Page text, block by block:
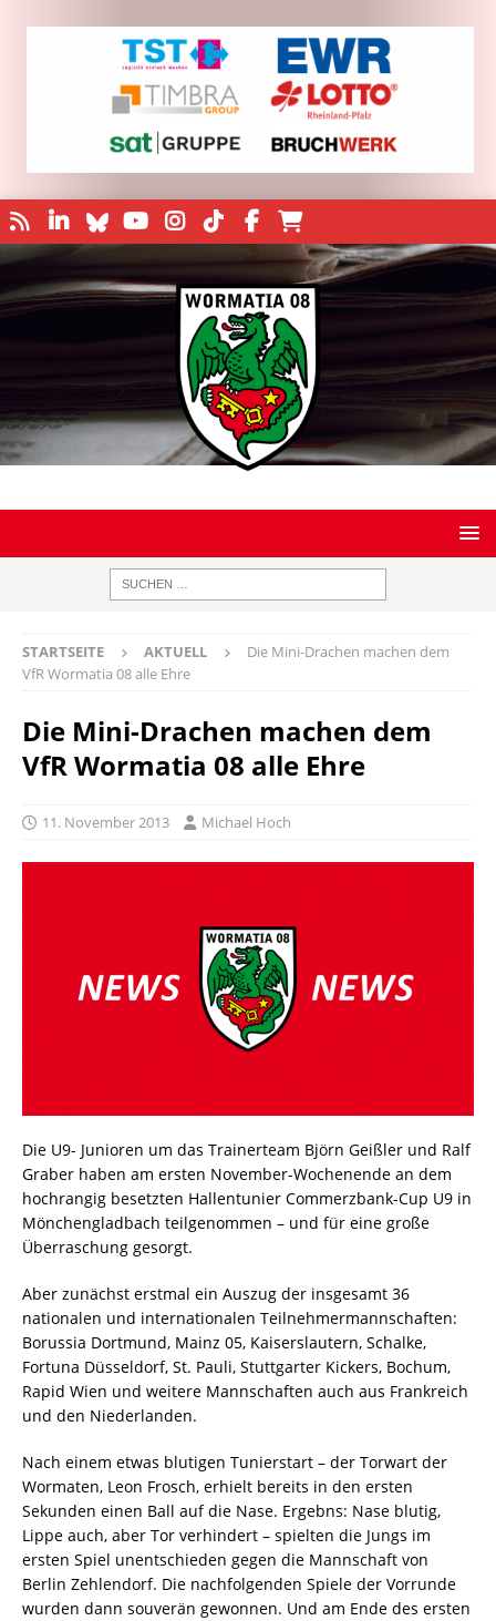
STARTSEITE AKTUELL
Die Mini-Drachen machen dem
VfR Wormatia 08 alle Ehre
Die Mini-Drachen machen dem
VfR Wormatia 08 alle Ehre
11. November 2013 Michael Hoch
Die U9- Junioren um das Trainerteam Björn Geißler und Ralf
Graber haben am ersten November-Wochenende an dem
hochrangig besetzten Hallentunier Commerzbank-Cup U9 in
Mönchengladbach teilgenommen – und für eine große
Überraschung gesorgt.
Aber zunächst erstmal ein Auszug der insgesamt 36
nationalen und internationalen Teilnehmermannschaften:
Borussia Dortmund, Mainz 05, Kaiserslautern, Schalke,
Fortuna Düsseldorf, St. Pauli, Stuttgarter Kickers, Bochum,
Rapid Wien und weitere Mannschaften auch aus Frankreich
und den Niederlanden.
Nach einem etwas blutigen Tunierstart – der Torwart der
Wormaten, Leon Frosch, erhielt bereits in den ersten
Sekunden einen Ball auf die Nase. Ergebns: Nase blutig,
Lippe auch, aber Tor verhindert – spielten die Jungs im
ersten Spiel unentschieden gegen die Mannschaft von
Berlin Zehlendorf. Die nachfolgenden Spiele der Vorrunde
wurden dann souverän gewonnen. Und am Ende des ersten